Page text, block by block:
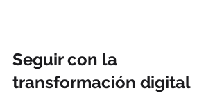
Seguir con la
transformación digital